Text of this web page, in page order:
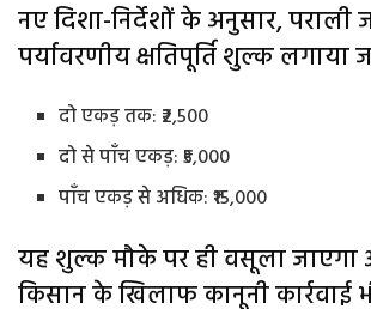
नए दिशा-निर्देशों के अनुसार, पराली
पर्यावरणीय क्षतिपूर्ति शुल्क लगाया
दो एकड़ तक: ₹2,500
दो से पाँच एकड़: ₹5,000
पाँच एकड़ से अधिक: ₹15,000
यह शुल्क मौके पर ही वसूला
किसान के खिलाफ कानूनी कार्रवाई